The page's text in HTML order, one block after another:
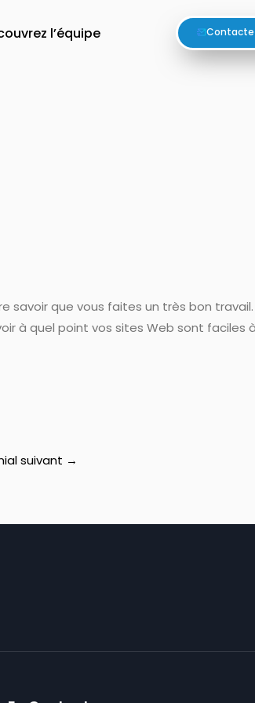
l’équipe
que vous faites un très bon travail.
à quel point vos sites Web sont faciles
suivant →